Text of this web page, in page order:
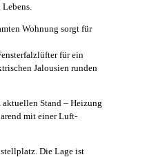
Wohnung sorgt für
für ein
Jalousien runden
Stand – Heizung
mit einer Luft-
Die Lage ist